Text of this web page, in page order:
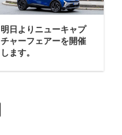
明日よりニューキャプ
チャーフェアーを開催
します。